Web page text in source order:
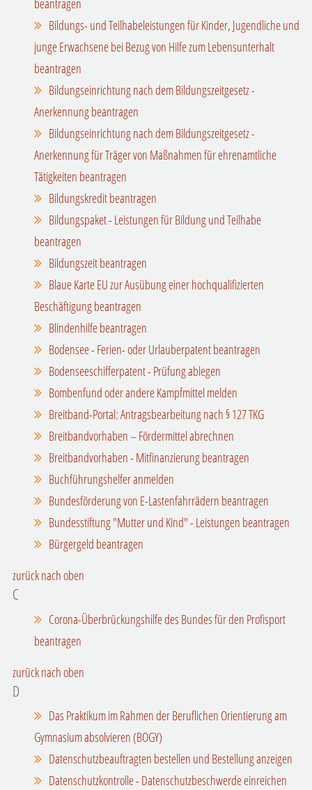
Bildungs- und Teilhabeleistungen für Kinder, Jugendliche und
junge Erwachsene bei Bezug von Hilfe zum Lebensunterhalt
beantragen
Bildungseinrichtung nach dem Bildungszeitgesetz -
Anerkennung beantragen
Bildungseinrichtung nach dem Bildungszeitgesetz -
Anerkennung für Träger von Maßnahmen für ehrenamtliche
Tätigkeiten beantragen
Bildungskredit beantragen
Bildungspaket - Leistungen für Bildung und Teilhabe
beantragen
Bildungszeit beantragen
Blaue Karte EU zur Ausübung einer hochqualifizierten
Beschäftigung beantragen
Blindenhilfe beantragen
Bodensee - Ferien- oder Urlauberpatent beantragen
Bodenseeschifferpatent - Prüfung ablegen
Bombenfund oder andere Kampfmittel melden
Breitband-Portal: Antragsbearbeitung nach § 127 TKG
Breitbandvorhaben – Fördermittel abrechnen
Breitbandvorhaben - Mitfinanzierung beantragen
Buchführungshelfer anmelden
Bundesförderung von E-Lastenfahrrädern beantragen
Bundesstiftung "Mutter und Kind" - Leistungen beantragen
Bürgergeld beantragen
zurück nach oben
C
Corona-Überbrückungshilfe des Bundes für den Profisport
beantragen
zurück nach oben
D
Das Praktikum im Rahmen der Beruflichen Orientierung am
Gymnasium absolvieren (BOGY)
Datenschutzbeauftragten bestellen und Bestellung anzeigen
Datenschutzkontrolle - Datenschutzbeschwerde einreichen